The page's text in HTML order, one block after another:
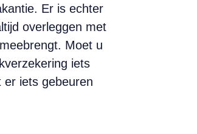
Er is echter
overleggen met
Moet u
iets
er iets gebeuren